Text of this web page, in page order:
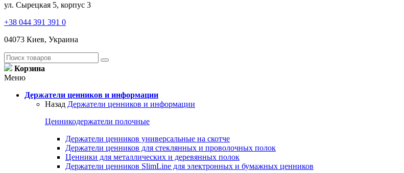
ул. Сырецкая 5, корпус 3
+38 044 391 391 0
04073 Киев, Украина
Корзина
Меню
Держатели ценников и информации
Назад Держатели ценников и информации
Ценникодержатели полочные
Держатели ценников универсальные на скотче
Держатели ценников для стеклянных и проволочных полок
Ценники для металлических и деревянных полок
Держатели ценников SlimLine для электронных и бумажных ценников